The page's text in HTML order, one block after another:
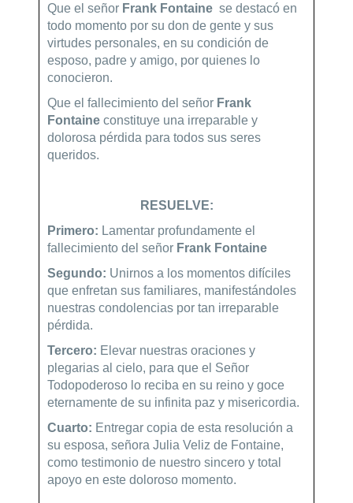
Que el señor Frank Fontaine se destacó en
todo momento por su don de gente y sus
virtudes personales, en su condición de
esposo, padre y amigo, por quienes lo
conocieron.
Que el fallecimiento del señor Frank
Fontaine constituye una irreparable y
dolorosa pérdida para todos sus seres
queridos.
RESUELVE:
Primero: Lamentar profundamente el
fallecimiento del señor Frank Fontaine
Segundo: Unirnos a los momentos difíciles
que enfretan sus familiares, manifestándoles
nuestras condolencias por tan irreparable
pérdida.
Tercero: Elevar nuestras oraciones y
plegarias al cielo, para que el Señor
Todopoderoso lo reciba en su reino y goce
eternamente de su infinita paz y misericordia.
Cuarto: Entregar copia de esta resolución a
su esposa, señora Julia Veliz de Fontaine,
como testimonio de nuestro sincero y total
apoyo en este doloroso momento.